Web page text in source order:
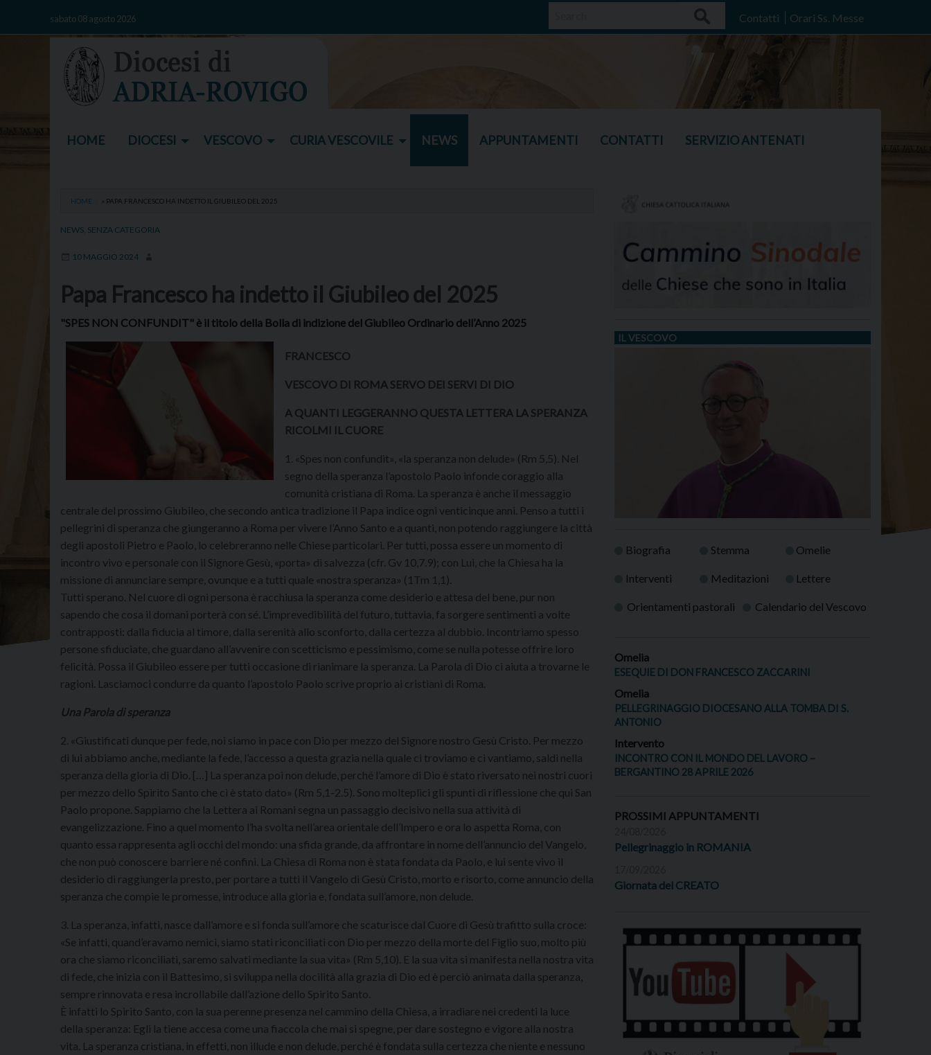
sabato 08 agosto 2026 Contatti Orari Ss. Messe
HOME DIOCESI VESCOVO CURIA VESCOVILE NEWS APPUNTAMENTI CONTATTI SERVIZIO ANTENATI
HOME » PAPA FRANCESCO HA INDETTO IL GIUBILEO DEL 2025
NEWS SENZA CATEGORIA
10 MAGGIO 2024
Papa Francesco ha indetto il Giubileo del 2025
"SPES NON CONFUNDIT" è il titolo della Bolla di indizione del Giubileo Ordinario dell’Anno 2025
FRANCESCO
VESCOVO DI ROMA SERVO DEI SERVI DI DIO
A QUANTI LEGGERANNO QUESTA LETTERA LA SPERANZA
RICOLMI IL CUORE
1. «Spes non confundit», «la speranza non delude» (Rm 5,5). Nel
segno della speranza l’apostolo Paolo infonde coraggio alla
comunità cristiana di Roma. La speranza è anche il messaggio
centrale del prossimo Giubileo, che secondo antica tradizione il Papa indice ogni venticinque anni. Penso a tutti i
pellegrini di speranza che giungeranno a Roma per vivere l’Anno Santo e a quanti, non potendo raggiungere la città
degli apostoli Pietro e Paolo, lo celebreranno nelle Chiese particolari. Per tutti, possa essere un momento di
incontro vivo e personale con il Signore Gesù, «porta» di salvezza (cfr. Gv 10,7.9); con Lui, che la Chiesa ha la
missione di annunciare sempre, ovunque e a tutti quale «nostra speranza» (1Tm 1,1).
Tutti sperano. Nel cuore di ogni persona è racchiusa la speranza come desiderio e attesa del bene, pur non
sapendo che cosa il domani porterà con sé. L’imprevedibilità del futuro, tuttavia, fa sorgere sentimenti a volte
contrapposti: dalla fiducia al timore, dalla serenità allo sconforto, dalla certezza al dubbio. Incontriamo spesso
persone sfiduciate, che guardano all’avvenire con scetticismo e pessimismo, come se nulla potesse offrire loro
felicità. Possa il Giubileo essere per tutti occasione di rianimare la speranza. La Parola di Dio ci aiuta a trovarne le
ragioni. Lasciamoci condurre da quanto l’apostolo Paolo scrive proprio ai cristiani di Roma.
Una Parola di speranza
2. «Giustificati dunque per fede, noi siamo in pace con Dio per mezzo del Signore nostro Gesù Cristo. Per mezzo
di lui abbiamo anche, mediante la fede, l’accesso a questa grazia nella quale ci troviamo e ci vantiamo, saldi nella
speranza della gloria di Dio. […] La speranza poi non delude, perché l’amore di Dio è stato riversato nei nostri cuori
per mezzo dello Spirito Santo che ci è stato dato» (Rm 5,1-2.5). Sono molteplici gli spunti di riflessione che qui San
Paolo propone. Sappiamo che la Lettera ai Romani segna un passaggio decisivo nella sua attività di
evangelizzazione. Fino a quel momento l’ha svolta nell’area orientale dell’Impero e ora lo aspetta Roma, con
quanto essa rappresenta agli occhi del mondo: una sfida grande, da affrontare in nome dell’annuncio del Vangelo,
che non può conoscere barriere né confini. La Chiesa di Roma non è stata fondata da Paolo, e lui sente vivo il
desiderio di raggiungerla presto, per portare a tutti il Vangelo di Gesù Cristo, morto e risorto, come annuncio della
speranza che compie le promesse, introduce alla gloria e, fondata sull’amore, non delude.
3. La speranza, infatti, nasce dall’amore e si fonda sull’amore che scaturisce dal Cuore di Gesù trafitto sulla croce:
«Se infatti, quand’eravamo nemici, siamo stati riconciliati con Dio per mezzo della morte del Figlio suo, molto più
ora che siamo riconciliati, saremo salvati mediante la sua vita» (Rm 5,10). E la sua vita si manifesta nella nostra vita
di fede, che inizia con il Battesimo, si sviluppa nella docilità alla grazia di Dio ed è perciò animata dalla speranza,
sempre rinnovata e resa incrollabile dall’azione dello Spirito Santo.
È infatti lo Spirito Santo, con la sua perenne presenza nel cammino della Chiesa, a irradiare nei credenti la luce
della speranza: Egli la tiene accesa come una fiaccola che mai si spegne, per dare sostegno e vigore alla nostra
vita. La speranza cristiana, in effetti, non illude e non delude, perché è fondata sulla certezza che niente e nessuno
IL VESCOVO
Biografia Stemma Omelie
Interventi Meditazioni Lettere
Orientamenti pastorali Calendario del Vescovo
Omelia
ESEQUIE DI DON FRANCESCO ZACCARINI
Omelia
PELLEGRINAGGIO DIOCESANO ALLA TOMBA DI S.
ANTONIO
Intervento
INCONTRO CON IL MONDO DEL LAVORO –
BERGANTINO 28 APRILE 2026
PROSSIMI APPUNTAMENTI
Pellegrinaggio in ROMANIA
Giornata del CREATO